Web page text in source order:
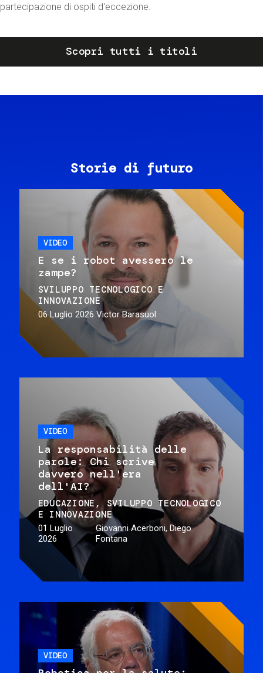
partecipazione di ospiti d'eccezione.
Scopri tutti i titoli
Storie di futuro
VIDEO
E se i robot avessero le
zampe?
SVILUPPO TECNOLOGICO E
INNOVAZIONE
06 Luglio 2026 Victor Barasuol
VIDEO
La responsabilità delle
parole: Chi scrive
davvero nell'era
dell'AI?
EDUCAZIONE
SVILUPPO TECNOLOGICO
E INNOVAZIONE
01 Luglio
2026
Giovanni Acerboni, Diego
Fontana
VIDEO